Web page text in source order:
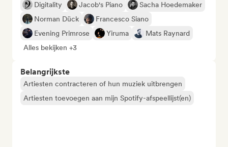
Digitality Jacob's Piano
Sacha Hoedemaker
Norman Dück
Francesco Siano
Evening Primrose
Yiruma
Mats Raynard
Alles bekijken +3
Belangrijkste
Artiesten contracteren of hun muziek uitbrengen
Artiesten toevoegen aan mijn Spotify-afspeellijst(en)